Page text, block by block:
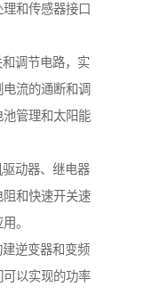
和传感器接口
调节电路，实
流的通断和调
管理和太阳能
动器、继电器
和快速开关速
。
逆变器和变频
以实现的功率